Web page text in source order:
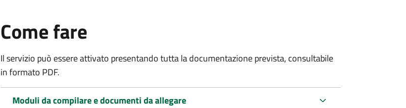
Come fare
Il servizio può essere attivato presentando tutta la documentazione prevista, consultabile
in formato PDF.
Moduli da compilare e documenti da allegare